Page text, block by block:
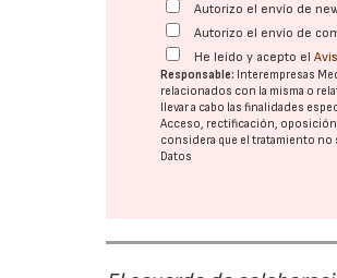
Autorizo el envío de
Autorizo el envío de
He leído y acepto el
Responsable: Interempresas
relacionados con la misma o
llevar a cabo las finalidades
Acceso, rectificación,
considera que el tratamiento no
Datos